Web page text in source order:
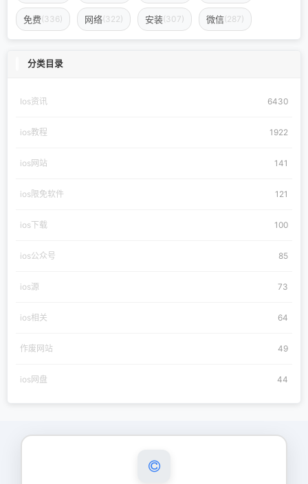
免费(336) 网络(322) 安装(307) 微信(287)
分类目录
Ios资讯 6430
ios教程 1922
ios网站 141
ios限免软件 121
ios下载 100
ios公众号 85
ios源 73
ios相关 64
作废网站 49
ios网盘 44